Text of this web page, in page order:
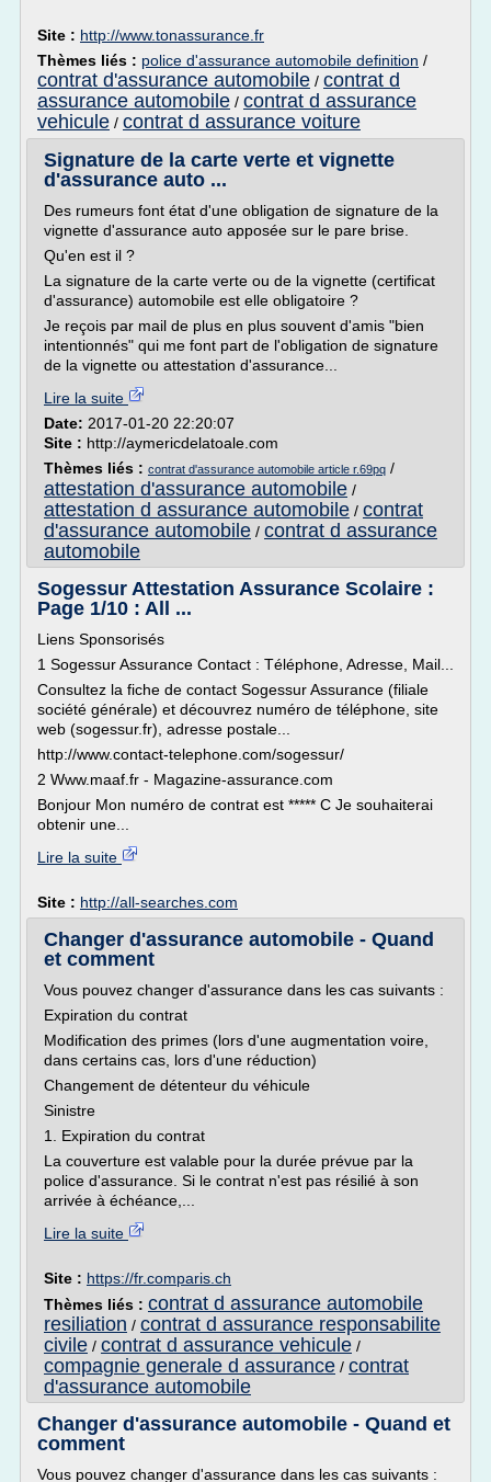
Site : http://www.tonassurance.fr
Thèmes liés : police d'assurance automobile definition /
contrat d'assurance automobile / contrat d
assurance automobile / contrat d assurance
vehicule / contrat d assurance voiture
Signature de la carte verte et vignette
d'assurance auto ...
Des rumeurs font état d'une obligation de signature de la
vignette d'assurance auto apposée sur le pare brise.
Qu'en est il ?
La signature de la carte verte ou de la vignette (certificat
d'assurance) automobile est elle obligatoire ?
Je reçois par mail de plus en plus souvent d'amis "bien
intentionnés" qui me font part de l'obligation de signature
de la vignette ou attestation d'assurance...
Lire la suite
Date: 2017-01-20 22:20:07
Site : http://aymericdelatoale.com
Thèmes liés : contrat d'assurance automobile article r.69pq /
attestation d'assurance automobile /
attestation d assurance automobile / contrat
d'assurance automobile / contrat d assurance
automobile
Sogessur Attestation Assurance Scolaire :
Page 1/10 : All ...
Liens Sponsorisés
1 Sogessur Assurance Contact : Téléphone, Adresse, Mail...
Consultez la fiche de contact Sogessur Assurance (filiale
société générale) et découvrez numéro de téléphone, site
web (sogessur.fr), adresse postale...
http://www.contact-telephone.com/sogessur/
2 Www.maaf.fr - Magazine-assurance.com
Bonjour Mon numéro de contrat est ***** C Je souhaiterai
obtenir une...
Lire la suite
Site : http://all-searches.com
Changer d'assurance automobile - Quand
et comment
Vous pouvez changer d'assurance dans les cas suivants :
Expiration du contrat
Modification des primes (lors d'une augmentation voire,
dans certains cas, lors d'une réduction)
Changement de détenteur du véhicule
Sinistre
1. Expiration du contrat
La couverture est valable pour la durée prévue par la
police d'assurance. Si le contrat n'est pas résilié à son
arrivée à échéance,...
Lire la suite
Site : https://fr.comparis.ch
Thèmes liés : contrat d assurance automobile
resiliation / contrat d assurance responsabilite
civile / contrat d assurance vehicule /
compagnie generale d assurance / contrat
d'assurance automobile
Changer d'assurance automobile - Quand et
comment
Vous pouvez changer d'assurance dans les cas suivants :